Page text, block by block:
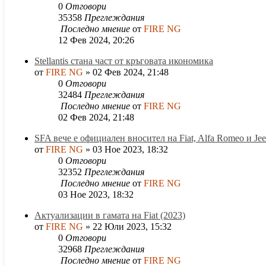
0 Отговори
35358 Преглеждания
Последно мнение от FIRE NG
12 Фев 2024, 20:26
Stellantis стана част от кръговата икономика
от FIRE NG » 02 Фев 2024, 21:48
0 Отговори
32484 Преглеждания
Последно мнение от FIRE NG
02 Фев 2024, 21:48
SFA вече е официален вносител на Fiat, Alfa Romeo и
от FIRE NG » 03 Ное 2023, 18:32
0 Отговори
32352 Преглеждания
Последно мнение от FIRE NG
03 Ное 2023, 18:32
Актуализации в гамата на Fiat (2023)
от FIRE NG » 22 Юли 2023, 15:32
0 Отговори
32968 Преглеждания
Последно мнение от FIRE NG